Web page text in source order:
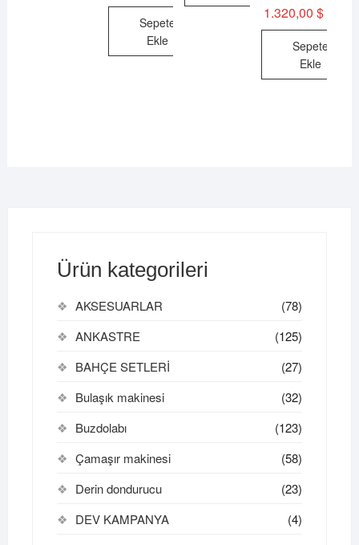
Sepete
Ekle
1.320,00$
Sepete
Ekle
Ürün kategorileri
AKSESUARLAR
(78)
ANKASTRE
(125)
BAHÇE SETLERİ
(27)
Bulaşık makinesi
(32)
Buzdolabı
(123)
Çamaşır makinesi
(58)
Derin dondurucu
(23)
DEV KAMPANYA
(4)